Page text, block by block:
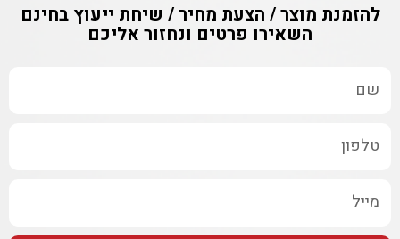
להזמנת מוצר / הצעת מחיר / שיחת ייעוץ בחינם
השאירו פרטים ונחזור אליכם